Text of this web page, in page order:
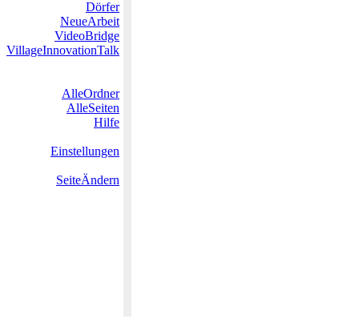
Dörfer
NeueArbeit
VideoBridge
VillageInnovationTalk
AlleOrdner
AlleSeiten
Hilfe
Einstellungen
SeiteÄndern